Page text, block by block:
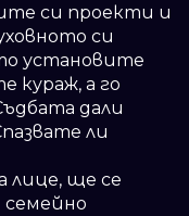
си проекти и
си
установите
кураж, а го
дали
ли
лице, ще се
семейно